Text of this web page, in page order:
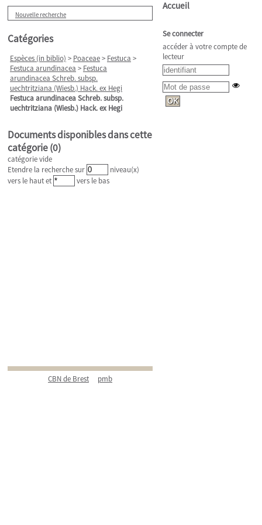
Nouvelle recherche
Catégories
Espèces (in biblio) > Poaceae> Festuca >
Festuca arundinacea > Festuca
arundinacea Schreb. subsp.
uechtritziana (Wiesb.) Hack. ex Hegi
Festuca arundinacea Schreb. subsp.
uechtritziana (Wiesb.) Hack. ex Hegi
Documents disponibles dans cette
catégorie (0)
catégorie vide
Etendre la recherche sur
niveau(x)
vers le haut et
vers le bas
CBN de Brest pmb
Accueil
Se connecter
accéder à votre compte de
lecteur